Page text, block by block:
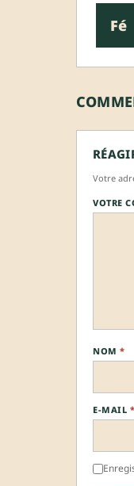
Fé
Votre
VOTRE
NOM *
E-MAIL *